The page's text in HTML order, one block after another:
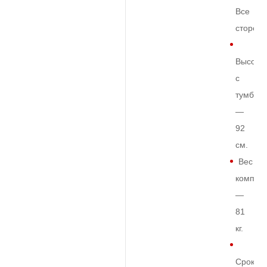
Все
Высота
с
тумбой
—
92
см.
Вес
—
81
кг.
Срок